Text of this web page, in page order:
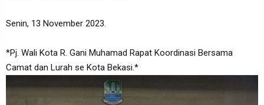
Senin, 13 November 2023.
*Pj. Wali Kota R. Gani Muhamad Rapat Koordinasi Bersama
Camat dan Lurah se Kota Bekasi.*